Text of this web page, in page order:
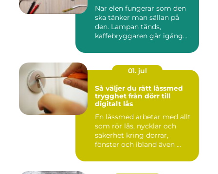
När elen fungerar som den
ska tänker man sällan på
den. Lampan tänds,
kaffebryggaren går igång
01. jul
Så väljer du rätt låssmed
trygghet från dörr till
digitalt lås
En låssmed arbetar med allt
som rör lås, nycklar och
säkerhet kring dörrar,
fönster och ibland även ...